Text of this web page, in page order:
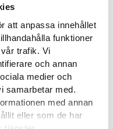
att anpassa innehållet
funktioner
trafik. Vi
och annan
medier och
samarbetar med.
med annan
eller som de har
den ifyllda bilagan till
lägger till bilagor finns